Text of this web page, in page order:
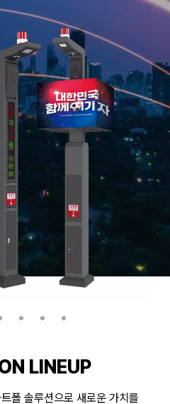
LINEUP
폴 솔루션으로 새로운 가치를